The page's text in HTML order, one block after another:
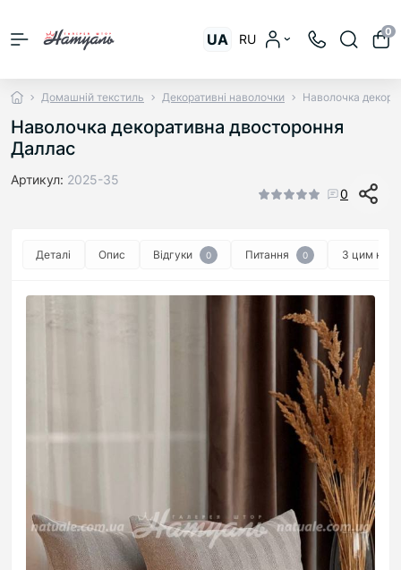
UA RU
0
Домашній текстиль Декоративні наволочки Наволочка
Наволочка декоративна двостороння
Даллас
Артикул: 2025-35
0
Деталі Опис Відгуки 0 Питання 0 З цим